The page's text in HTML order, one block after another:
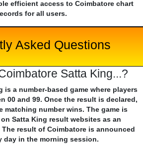
efficient access to Coimbatore chart
for all users.
Asked Questions
Satta King...?
is a number-based game where players
00 and 99. Once the result is declared,
matching number wins. The game is
Satta King result websites as an
result of Coimbatore is announced
day in the morning session.